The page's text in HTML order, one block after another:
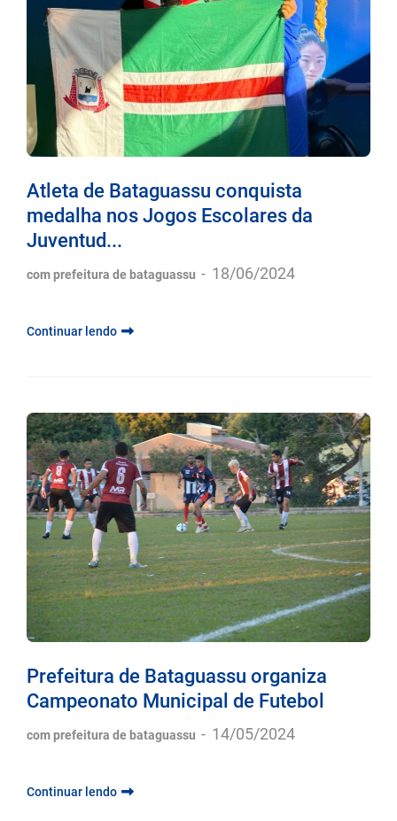
Atleta de Bataguassu conquista
medalha nos Jogos Escolares da
Juventud...
com prefeitura de bataguassu - 18/06/2024
Continuar lendo
Prefeitura de Bataguassu organiza
Campeonato Municipal de Futebol
com prefeitura de bataguassu - 14/05/2024
Continuar lendo